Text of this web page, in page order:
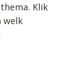
Klik
welk